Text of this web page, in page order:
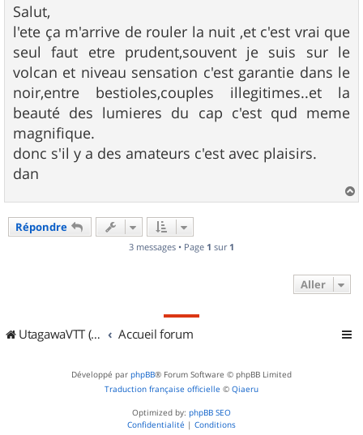
s
s
a
g
e
Salut,
l'ete ça m'arrive de rouler la nuit ,et c'est vrai que
seul faut etre prudent,souvent je suis sur le
volcan et niveau sensation c'est garantie dans le
noir,entre bestioles,couples illegitimes..et la
beauté des lumieres du cap c'est qud meme
magnifique.
donc s'il y a des amateurs c'est avec plaisirs.
dan
a
Répondre
3 messages • Page 1 sur 1
Aller
UtagawaVTT (Randos VTT et VTTAE avec traces GPS) Accueil forum
Développé par phpBB® Forum Software © phpBB Limited
Traduction française officielle © Qiaeru
Optimized by: phpBB SEO
Confidentialité | Conditions